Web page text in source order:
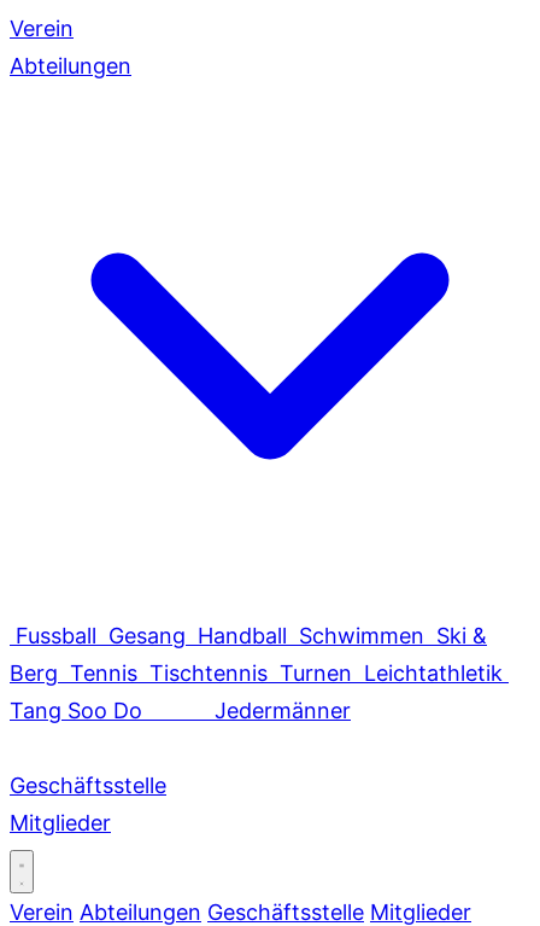
Verein
Abteilungen
Fussball Gesang Handball Schwimmen Ski &
Berg Tennis Tischtennis Turnen Leichtathletik
Tang Soo Do
Jedermänner
Geschäftsstelle
Mitglieder
Verein Abteilungen Geschäftsstelle Mitglieder